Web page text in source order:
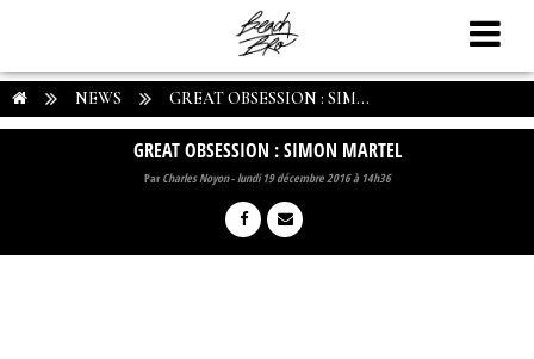
NEWS GREAT OBSESSION : SIM...
GREAT OBSESSION : SIMON MARTEL
ParCharles Noyon-lundi 19 décembre 2016 à 14h36